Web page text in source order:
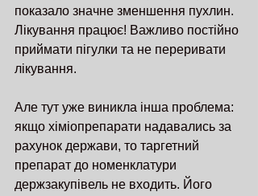
показало значне зменшення пухлин.
Лікування працює! Важливо постійно
приймати пігулки та не переривати
лікування.
Але тут уже виникла інша проблема:
якщо хіміопрепарати надавались за
рахунок держави, то таргетний
препарат до номенклатури
держзакупівель не входить. Його